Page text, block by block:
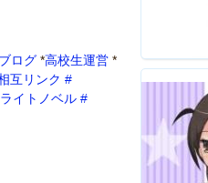
ブログ *高校生運営 *
互リンク #
イトノベル #